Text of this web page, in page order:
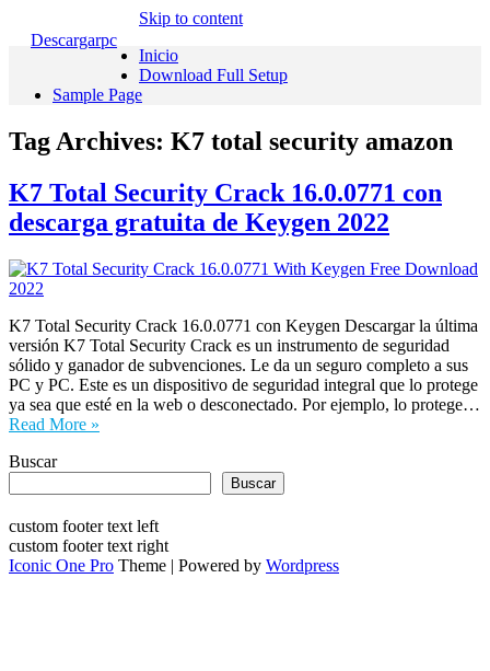
Descargarpc
Skip to content
Inicio
Download Full Setup
Sample Page
Tag Archives: K7 total security amazon
K7 Total Security Crack 16.0.0771 con
descarga gratuita de Keygen 2022
K7 Total Security Crack 16.0.0771 con Keygen Descargar la última
versión K7 Total Security Crack es un instrumento de seguridad
sólido y ganador de subvenciones. Le da un seguro completo a sus
PC y PC. Este es un dispositivo de seguridad integral que lo protege
ya sea que esté en la web o desconectado. Por ejemplo, lo protege…
Read More »
Buscar
Buscar
custom footer text left
custom footer text right
Iconic One Pro Theme | Powered by Wordpress